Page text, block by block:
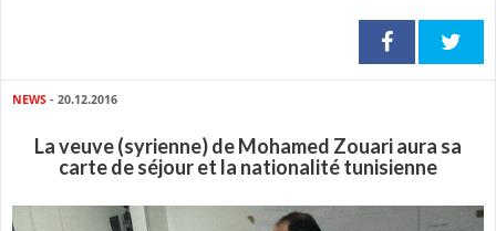
NEWS - 20.12.2016
La veuve (syrienne) de Mohamed Zouari aura sa
carte de séjour et la nationalité tunisienne